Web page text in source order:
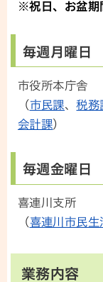
※祝日、お盆期
毎週月曜日
市役所本庁舎
（ 市民課、税務
会計課）
毎週金曜日
喜連川支所
（ 喜連川市民生
業務内容